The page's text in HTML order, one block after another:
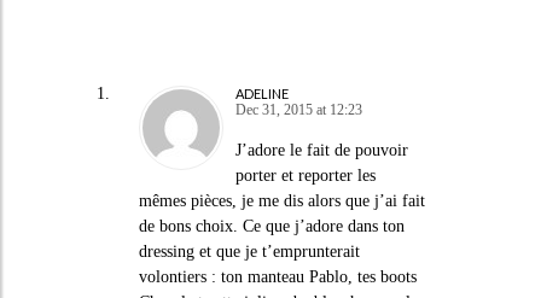
ADELINE
Dec 31, 2015 at 12:23
J’adore le fait de pouvoir
porter et reporter les
mêmes pièces, je me dis alors que j’ai fait
de bons choix. Ce que j’adore dans ton
dressing et que je t’emprunterait
volontiers : ton manteau Pablo, tes boots